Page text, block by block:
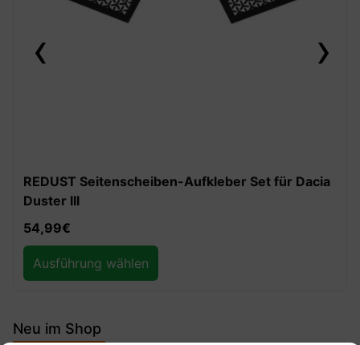
‹
REDUST Seitenscheiben-Aufkleber Set für Dacia
Duster III
54,99€
Ausführung wählen
›
Neu im Shop